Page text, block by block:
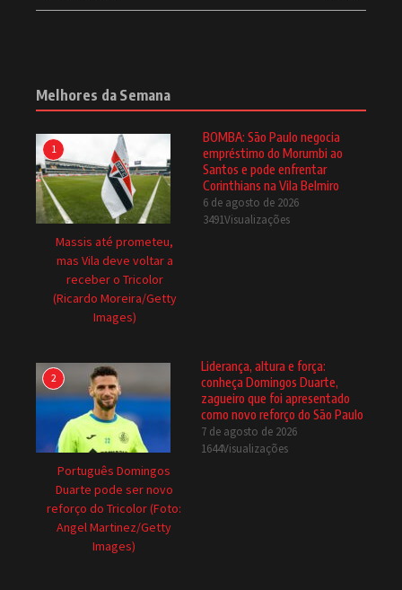
Melhores da Semana
1
Massis até prometeu,
mas Vila deve voltar a
receber o Tricolor
(Ricardo Moreira/Getty
Images)
BOMBA: São Paulo negocia
empréstimo do Morumbi ao
Santos e pode enfrentar
Corinthians na Vila Belmiro
6 de agosto de 2026
3491Visualizações
2
Português Domingos
Duarte pode ser novo
reforço do Tricolor (Foto:
Angel Martinez/Getty
Images)
Liderança, altura e força:
conheça Domingos Duarte,
zagueiro que foi apresentado
como novo reforço do São Paulo
7 de agosto de 2026
1644Visualizações